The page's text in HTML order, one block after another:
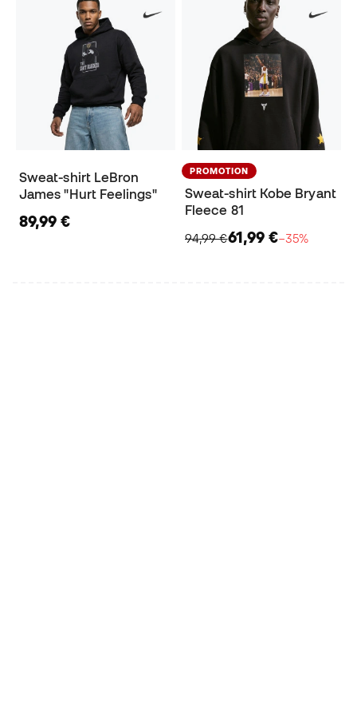
Sweat-shirt LeBron
James "Hurt Feelings"
89,99 €
PROMOTION
Sweat-shirt Kobe Bryant
Fleece 81
94,99 €61,99 €−35%